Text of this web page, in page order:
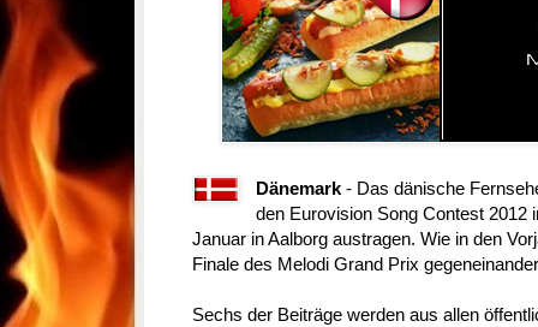
Dänemark - Das dänische
den Eurovision Song Contest 2012
Januar in Aalborg austragen. Wie in den
Finale des Melodi Grand Prix
Sechs der Beiträge werden aus allen